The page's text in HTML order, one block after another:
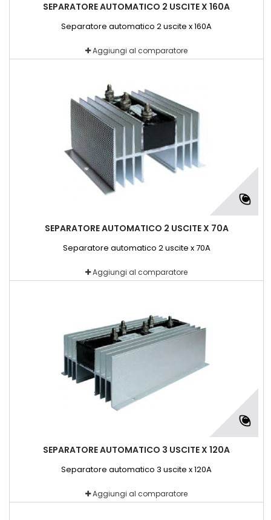
SEPARATORE AUTOMATICO 2 USCITE X 160A
Separatore automatico 2 uscite x 160A
Aggiungi al comparatore
SEPARATORE AUTOMATICO 2 USCITE X 70A
Separatore automatico 2 uscite x 70A
Aggiungi al comparatore
SEPARATORE AUTOMATICO 3 USCITE X 120A
Separatore automatico 3 uscite x 120A
Aggiungi al comparatore